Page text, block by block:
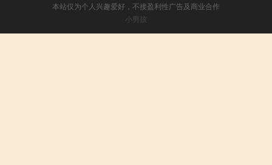
本站仅为个人兴趣爱好，不接盈利性广告及商业合作
小男孩